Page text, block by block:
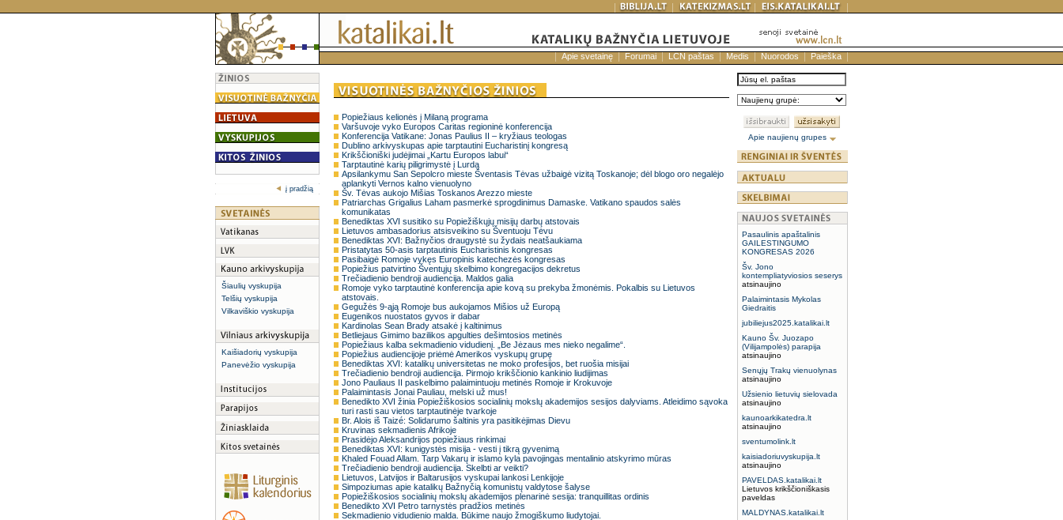
Apie svetainę Forumai LCN paštas Medis Nuorodos Paieška
į pradžią
Šiaulių vyskupija
Telšių vyskupija
Vilkaviškio vyskupija
Kaišiadorių vyskupija
Panevėžio vyskupija
Popiežiaus kelionės į Milaną programa
Varšuvoje vyko Europos Caritas regioninė konferencija
Konferencija Vatikane: Jonas Paulius II – kryžiaus teologas
Dublino arkivyskupas apie tarptautini Eucharistinį kongresą
Krikščioniški judėjimai „Kartu Europos labui“
Tarptautinė karių piligrimystė į Lurdą
Apsilankymu San Sepolcro mieste Šventasis Tėvas užbaigė vizitą Toskanoje; dėl blogo oro negalėjo
aplankyti Vernos kalno vienuolyno
Šv. Tėvas aukojo Mišias Toskanos Arezzo mieste
Patriarchas Grigalius Laham pasmerkė sprogdinimus Damaske. Vatikano spaudos salės
komunikatas
Benediktas XVI susitiko su Popiežiškųjų misijų darbų atstovais
Lietuvos ambasadorius atsisveikino su Šventuoju Tėvu
Benediktas XVI: Bažnyčios draugystė su žydais neatšaukiama
Pristatytas 50-asis tarptautinis Eucharistinis kongresas
Pasibaigė Romoje vykęs Europinis katechezės kongresas
Popiežius patvirtino Šventųjų skelbimo kongregacijos dekretus
Trečiadienio bendroji audiencija. Maldos galia
Romoje vyko tarptautinė konferencija apie kovą su prekyba žmonėmis. Pokalbis su Lietuvos
atstovais.
Gegužės 9-ąją Romoje bus aukojamos Mišios už Europą
Eugenikos nuostatos gyvos ir dabar
Kardinolas Sean Brady atsakė į kaltinimus
Betliejaus Gimimo bazilikos apgulties dešimtosios metinės
Popiežiaus kalba sekmadienio vidudienį. „Be Jėzaus mes nieko negalime“.
Popiežius audiencijoje priėmė Amerikos vyskupų grupę
Benediktas XVI: katalikų universitetas ne moko profesijos, bet ruošia misijai
Trečiadienio bendroji audiencija. Pirmojo krikščionio kankinio liudijimas
Jono Pauliaus II paskelbimo palaimintuoju metinės Romoje ir Krokuvoje
Palaimintasis Jonai Pauliau, melski už mus!
Benedikto XVI žinia Popiežiškosios socialinių mokslų akademijos sesijos dalyviams. Atleidimo sąvoka
turi rasti sau vietos tarptautinėje tvarkoje
Br. Alois iš Taizé: Solidarumo šaltinis yra pasitikėjimas Dievu
Kruvinas sekmadienis Afrikoje
Prasidėjo Aleksandrijos popiežiaus rinkimai
Benediktas XVI: kunigystės misija - vesti į tikrą gyvenimą
Khaled Fouad Allam. Tarp Vakarų ir islamo kyla pavojingas mentalinio atskyrimo mūras
Trečiadienio bendroji audiencija. Skelbti ar veikti?
Lietuvos, Latvijos ir Baltarusijos vyskupai lankosi Lenkijoje
Simpoziumas apie katalikų Bažnyčią komunistų valdytose šalyse
Popiežiškosios socialinių mokslų akademijos plenarinė sesija: tranquillitas ordinis
Benedikto XVI Petro tarnystės pradžios metinės
Sekmadienio vidudienio malda. Būkime naujo žmogiškumo liudytojai.
Apie naujienų grupes
Pasaulinis apaštalinis
GAILESTINGUMO
KONGRESAS 2026
Šv. Jono
kontempliatyviosios seserys
atsinaujino
Palaimintasis Mykolas
Giedraitis
jubiliejus2025.katalikai.lt
Kauno Šv. Juozapo
(Vilijampolės) parapija
atsinaujino
Senųjų Trakų vienuolynas
atsinaujino
Užsienio lietuvių sielovada
atsinaujino
kaunoarkikatedra.lt
atsinaujino
sventumolink.lt
kaisiadoriuvyskupija.lt
atsinaujino
PAVELDAS.katalikai.lt
Lietuvos krikščioniškasis
paveldas
MALDYNAS.katalikai.lt